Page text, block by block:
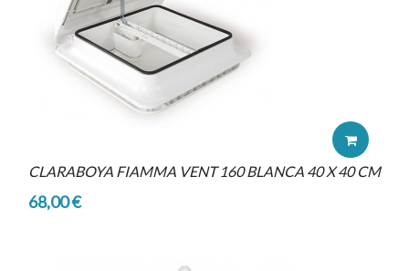
CLARABOYA FIAMMA VENT 160 BLANCA 40 X 40 CM
68,00 €